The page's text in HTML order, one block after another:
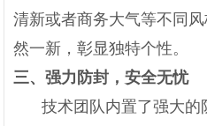
清新或者商务大气等不同
然一新，彰显独特个性。
三、强力防封，安全无忧
技术团队内置了强大